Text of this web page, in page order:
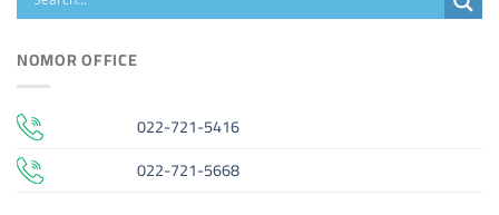
NOMOR OFFICE
022-721-5416
022-721-5668